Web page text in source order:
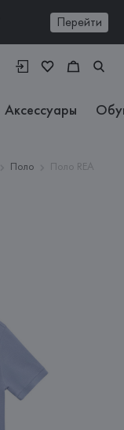
Перейти
Аксессуары
Поло
Поло REA